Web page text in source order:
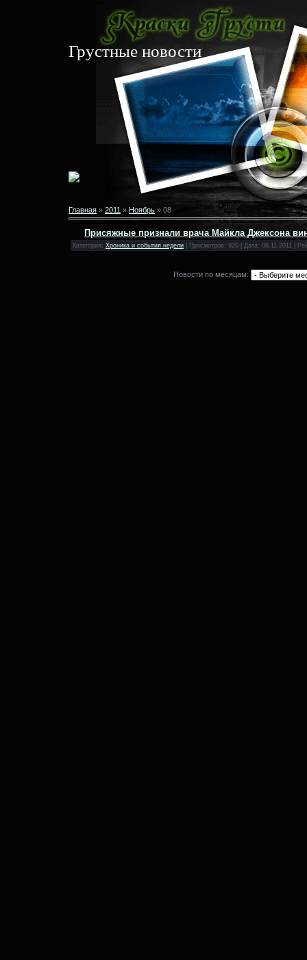
Грустные новости
Главная » 2011 » Ноябрь » 08
Присяжные признали врача Майкла Джексона
Категория: Хроника и события недели | Просмотров: 920 | Дата: 08.11.2011 |
Новости по месяцам: